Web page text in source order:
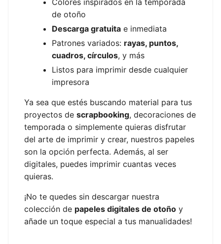
de otoño
Descarga gratuita e inmediata
Patrones variados: rayas, puntos,
cuadros, círculos, y más
Listos para imprimir desde cualquier
impresora
Ya sea que estés buscando material para tus
proyectos de scrapbooking, decoraciones de
temporada o simplemente quieras disfrutar
del arte de imprimir y crear, nuestros papeles
son la opción perfecta. Además, al ser
digitales, puedes imprimir cuantas veces
quieras.
¡No te quedes sin descargar nuestra
colección de papeles digitales de otoño y
añade un toque especial a tus manualidades!